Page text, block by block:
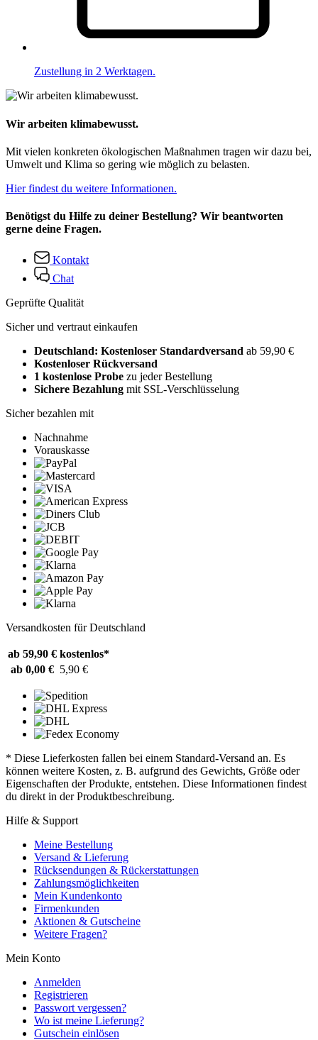
Zustellung in 2 Werktagen.
Wir arbeiten klimabewusst.
Mit vielen konkreten ökologischen Maßnahmen tragen wir dazu bei,
Umwelt und Klima so gering wie möglich zu belasten.
Hier findest du weitere Informationen.
Benötigst du Hilfe zu deiner Bestellung? Wir beantworten
gerne deine Fragen.
Kontakt
Chat
Geprüfte Qualität
Sicher und vertraut einkaufen
Deutschland: Kostenloser Standardversand ab 59,90 €
Kostenloser Rückversand
1 kostenlose Probe zu jeder Bestellung
Sichere Bezahlung mit SSL-Verschlüsselung
Sicher bezahlen mit
Nachnahme
Vorauskasse
Versandkosten für Deutschland
ab 59,90 € kostenlos*
ab 0,00 € 5,90 €
* Diese Lieferkosten fallen bei einem Standard-Versand an. Es
können weitere Kosten, z. B. aufgrund des Gewichts, Größe oder
Eigenschaften der Produkte, entstehen. Diese Informationen findest
du direkt in der Produktbeschreibung.
Hilfe & Support
Meine Bestellung
Versand & Lieferung
Rücksendungen & Rückerstattungen
Zahlungsmöglichkeiten
Mein Kundenkonto
Firmenkunden
Aktionen & Gutscheine
Weitere Fragen?
Mein Konto
Anmelden
Registrieren
Passwort vergessen?
Wo ist meine Lieferung?
Gutschein einlösen